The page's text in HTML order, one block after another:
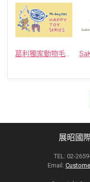
葛利獨家動物毛逗貓棒
展昭國
TEL: 02-
Email: